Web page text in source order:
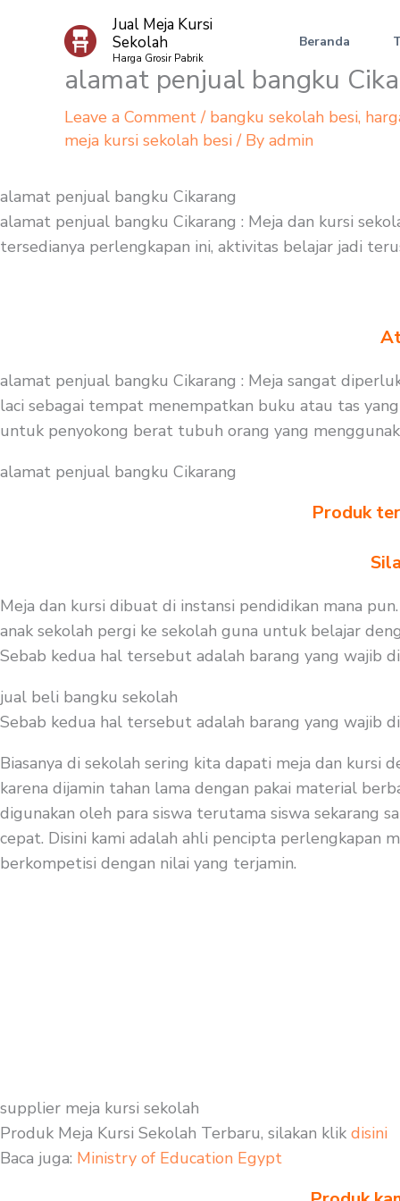
Jual Meja Kursi
Sekolah
Harga Grosir Pabrik
Beranda
alamat penjual bangku
Leave a Comment / bangku sekolah besi,
meja kursi sekolah besi/ By admin
alamat penjual bangku Cikarang
alamat penjual bangku Cikarang : Meja dan kursi
tersedianya perlengkapan ini, aktivitas belajar jadi
alamat penjual bangku Cikarang : Meja sangat
laci sebagai tempat menempatkan buku atau tas
untuk penyokong berat tubuh orang yang
alamat penjual bangku Cikarang
Produk
Meja dan kursi dibuat di instansi pendidikan mana
anak sekolah pergi ke sekolah guna untuk belajar
Sebab kedua hal tersebut adalah barang yang wajib
jual beli bangku sekolah
Sebab kedua hal tersebut adalah barang yang wajib
Biasanya di sekolah sering kita dapati meja dan kursi
karena dijamin tahan lama dengan pakai material
digunakan oleh para siswa terutama siswa sekarang
cepat. Disini kami adalah ahli pencipta perlengkapan
berkompetisi dengan nilai yang terjamin.
supplier meja kursi sekolah
Produk Meja Kursi Sekolah Terbaru, silakan klik disini
Baca juga: Ministry of Education Egypt